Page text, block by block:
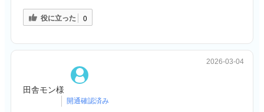
役に立った 0
田舎モン様
2026-03-04